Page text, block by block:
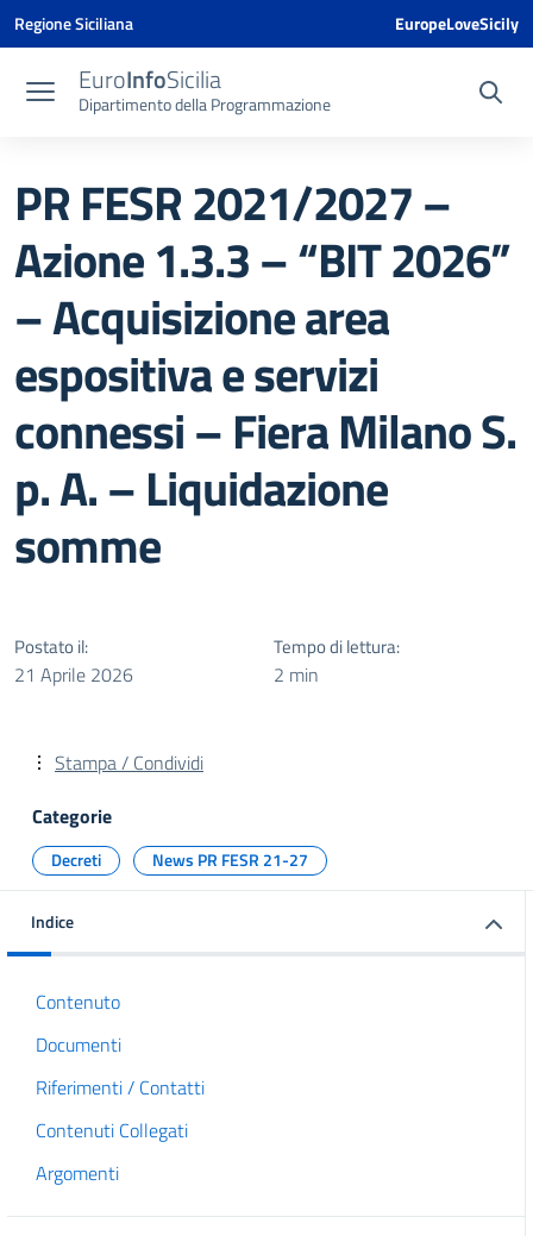
Vai ai contenuti
Vai al menu di navigazione
Vai al footer
Vai al banner delle Cookie Policy
Regione Siciliana EuropeLoveSicily
EuroInfoSicilia
Dipartimento della Programmazione
PR FESR 2021/2027 –
Azione 1.3.3 – “BIT 2026”
– Acquisizione area
espositiva e servizi
connessi – Fiera Milano S.
p. A. – Liquidazione
somme
Postato il:
21 Aprile 2026
Tempo di lettura:
2 min
Stampa / Condividi
Categorie
Decreti News PR FESR 21-27
Indice
Contenuto
Documenti
Riferimenti / Contatti
Contenuti Collegati
Argomenti